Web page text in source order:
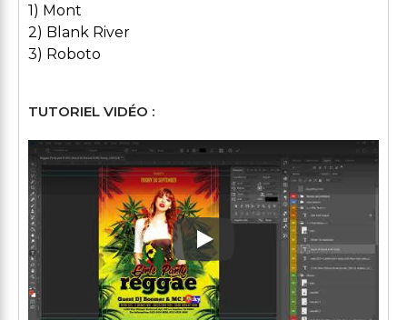
1) Mont
2) Blank River
3) Roboto
TUTORIEL VIDÉO :
Play: Keynote (Google I/O